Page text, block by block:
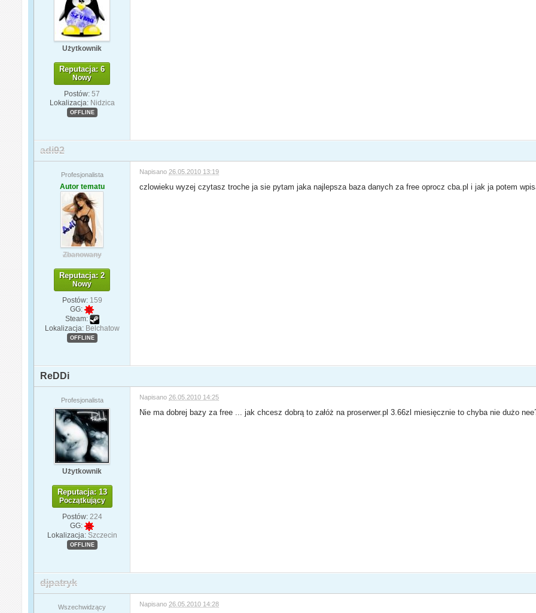
Użytkownik
Reputacja: 6
Nowy
Postów: 57
Lokalizacja: Nidzica
OFFLINE
adi92
Profesjonalista
Autor tematu
Zbanowany
Reputacja: 2
Nowy
Postów: 159
GG:
Steam:
Lokalizacja: Belchatow
OFFLINE
Napisano 26.05.2010 13:19
czlowieku wyzej czytasz troche ja sie pytam jaka najlepsza baza danych za free oprocz cba.pl i jak ja potem
ReDDi
Profesjonalista
Użytkownik
Reputacja: 13
Początkujący
Postów: 224
GG:
Lokalizacja: Szczecin
OFFLINE
Napisano 26.05.2010 14:25
Nie ma dobrej bazy za free ... jak chcesz dobrą to załóż na proserwer.pl 3.66zl miesięcznie to chyba nie dużo
djpatryk
Wszechwidzący Napisano 26.05.2010 14:28